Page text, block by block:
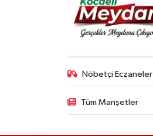
Nöbetçi Eczaneler
Tüm Manşetler